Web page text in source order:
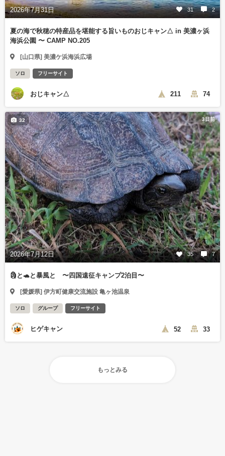
2026年7月31日 31 2
夏の海で秋穂の特産品を堪能する旨いものおじキャン△ in 美濃ヶ浜
海浜公園 〜 CAMP NO.205
[山口県] 美濃ケ浜海浜広場
ソロ フリーサイト
おじキャン△ 211 74
3日前
2026年7月12日 35 7
32
🗿と🐢と暴風と 〜四国遠征キャンプ2泊目〜
[愛媛県] 伊方町健康交流施設 亀ヶ池温泉
ソロ グループ フリーサイト
ヒゲキャン 52 33
もっとみる